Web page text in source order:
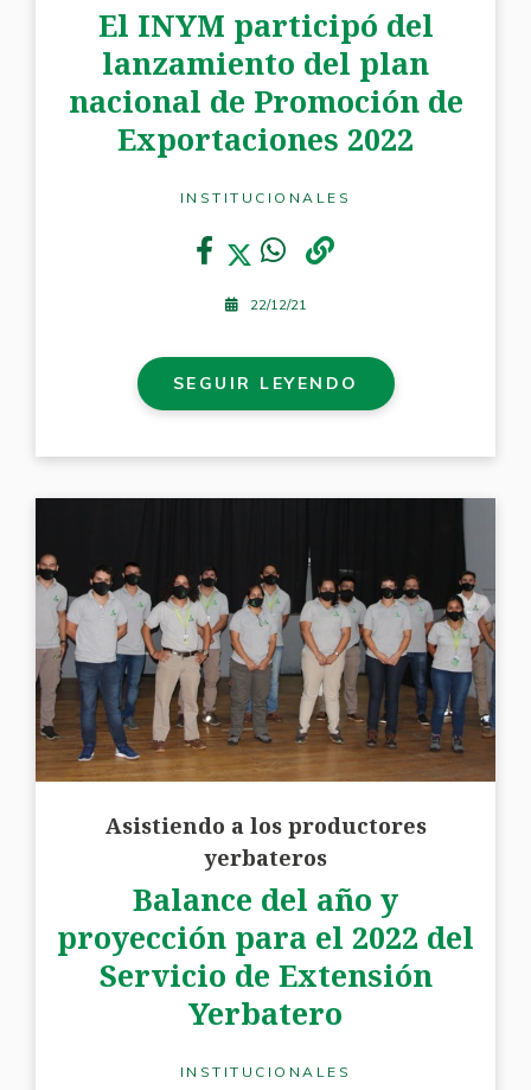
El INYM participó del
lanzamiento del plan
nacional de Promoción de
Exportaciones 2022
INSTITUCIONALES
22/12/21
SEGUIR LEYENDO
Asistiendo a los productores
yerbateros
Balance del año y
proyección para el 2022 del
Servicio de Extensión
Yerbatero
INSTITUCIONALES